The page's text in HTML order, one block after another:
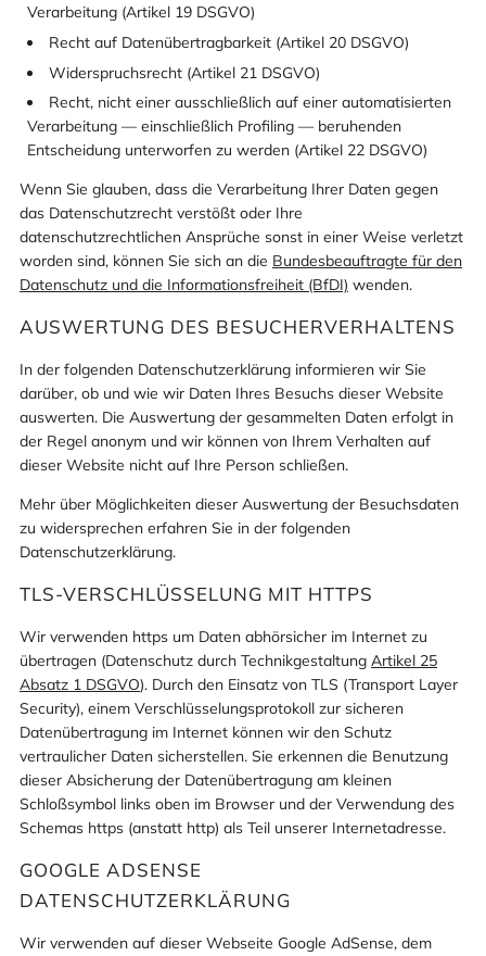
Verarbeitung (Artikel 19 DSGVO)
Recht auf Datenübertragbarkeit (Artikel 20 DSGVO)
Widerspruchsrecht (Artikel 21 DSGVO)
Recht, nicht einer ausschließlich auf einer automatisierten
Verarbeitung — einschließlich Profiling — beruhenden
Entscheidung unterworfen zu werden (Artikel 22 DSGVO)
Wenn Sie glauben, dass die Verarbeitung Ihrer Daten gegen
das Datenschutzrecht verstößt oder Ihre
datenschutzrechtlichen Ansprüche sonst in einer Weise verletzt
worden sind, können Sie sich an die Bundesbeauftragte für den
Datenschutz und die Informationsfreiheit (BfDI) wenden.
AUSWERTUNG DES BESUCHERVERHALTENS
In der folgenden Datenschutzerklärung informieren wir Sie
darüber, ob und wie wir Daten Ihres Besuchs dieser Website
auswerten. Die Auswertung der gesammelten Daten erfolgt in
der Regel anonym und wir können von Ihrem Verhalten auf
dieser Website nicht auf Ihre Person schließen.
Mehr über Möglichkeiten dieser Auswertung der Besuchsdaten
zu widersprechen erfahren Sie in der folgenden
Datenschutzerklärung.
TLS-VERSCHLÜSSELUNG MIT HTTPS
Wir verwenden https um Daten abhörsicher im Internet zu
übertragen (Datenschutz durch Technikgestaltung Artikel 25
Absatz 1 DSGVO). Durch den Einsatz von TLS (Transport Layer
Security), einem Verschlüsselungsprotokoll zur sicheren
Datenübertragung im Internet können wir den Schutz
vertraulicher Daten sicherstellen. Sie erkennen die Benutzung
dieser Absicherung der Datenübertragung am kleinen
Schloßsymbol links oben im Browser und der Verwendung des
Schemas https (anstatt http) als Teil unserer Internetadresse.
GOOGLE ADSENSE
DATENSCHUTZERKLÄRUNG
Wir verwenden auf dieser Webseite Google AdSense, dem